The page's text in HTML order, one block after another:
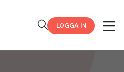
LOGGA IN